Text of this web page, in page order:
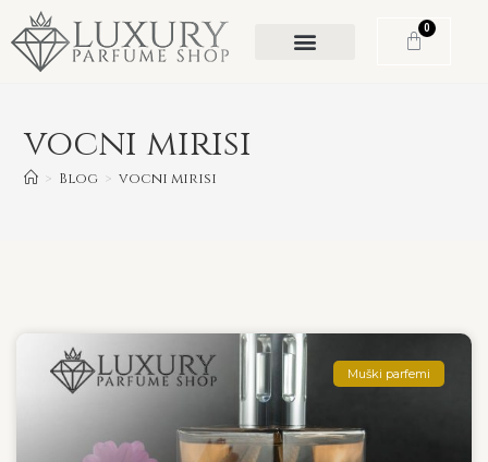
0
vocni mirisi
> Blog > vocni mirisi
Muški parfemi